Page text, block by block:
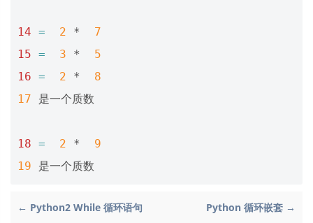
14 = 2 * 7
15 = 3 * 5
16 = 2 * 8
17 是一个质数
18 = 2 * 9
19
← Python2 While 循环语句 Python 循环嵌套 →